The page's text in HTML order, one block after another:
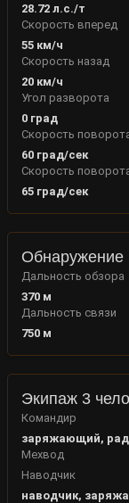
28.72л.с./т
Скорость вперед
55км/ч
Скорость назад
20км/ч
Угол разворота
0град
Скорость
60град/сек
Скорость
65град/сек
Обнаружение
Дальность обзора
370м
Дальность связи
750м
Экипаж 3
Командир
заряжающий,
Мехвод
Наводчик
наводчик,